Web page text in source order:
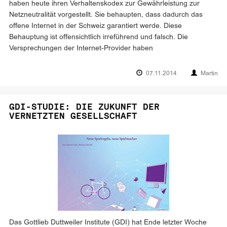
haben heute ihren Verhaltenskodex zur Gewährleistung zur
Netzneutralität vorgestellt. Sie behaupten, dass dadurch das
offene Internet in der Schweiz garantiert werde. Diese
Behauptung ist offensichtlich irreführend und falsch. Die
Versprechungen der Internet-Provider haben
07.11.2014 Martin
GDI-STUDIE: DIE ZUKUNFT DER
VERNETZTEN GESELLSCHAFT
Das Gottlieb Duttweiler Institute (GDI) hat Ende letzter Woche